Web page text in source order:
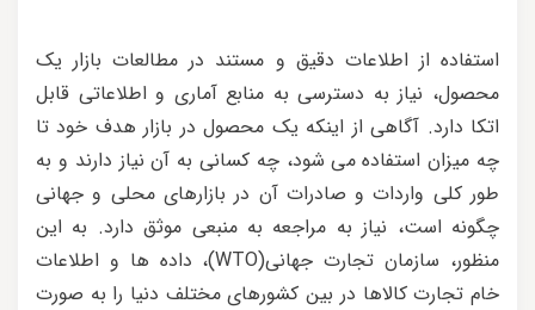
استفاده از اطلاعات دقیق و مستند در مطالعات بازار یک
محصول، نیاز به دسترسی به منابع آماری و اطلاعاتی قابل
اتکا دارد. آگاهی از اینکه یک محصول در بازار هدف خود تا
چه میزان استفاده می شود، چه کسانی به آن نیاز دارند و به
طور کلی واردات و صادرات آن در بازارهای محلی و جهانی
چگونه است، نیاز به مراجعه به منبعی موثق دارد. به این
منظور، سازمان تجارت جهانی(WTO)، داده ها و اطلاعات
خام تجارت کالاها در بین کشورهای مختلف دنیا را به صورت